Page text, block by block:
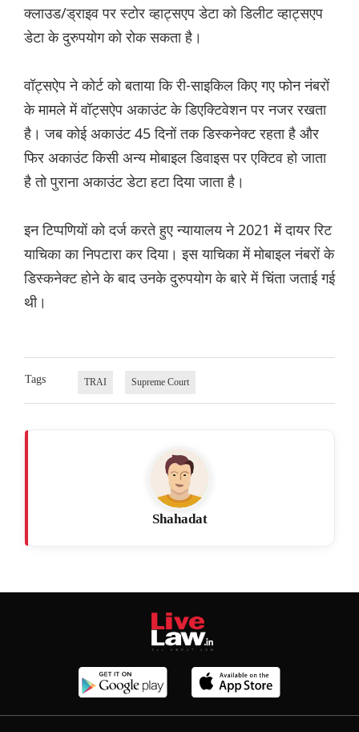
क्लाउड/ड्राइव पर स्टोर व्हाट्सएप डेटा को डिलीट व्हाट्सएप
डेटा के दुरुपयोग को रोक सकता है।
वॉट्सऐप ने कोर्ट को बताया कि री-साइकिल किए गए फोन नंबरों
के मामले में वॉट्सऐप अकाउंट के डिएक्टिवेशन पर नजर रखता
है। जब कोई अकाउंट 45 दिनों तक डिस्कनेक्ट रहता है और
फिर अकाउंट किसी अन्य मोबाइल डिवाइस पर एक्टिव हो जाता
है तो पुराना अकाउंट डेटा हटा दिया जाता है।
इन टिप्पणियों को दर्ज करते हुए न्यायालय ने 2021 में दायर रिट
याचिका का निपटारा कर दिया। इस याचिका में मोबाइल नंबरों के
डिस्कनेक्ट होने के बाद उनके दुरुपयोग के बारे में चिंता जताई गई
थी।
Tags TRAI Supreme Court
Shahadat